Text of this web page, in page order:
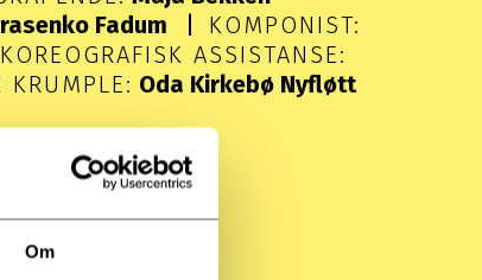
Om
Fadum
KOMPONIST:
KOREOGRAFISK ASSISTANSE:
KRUMPLE: Oda Kirkebø Nyfløtt